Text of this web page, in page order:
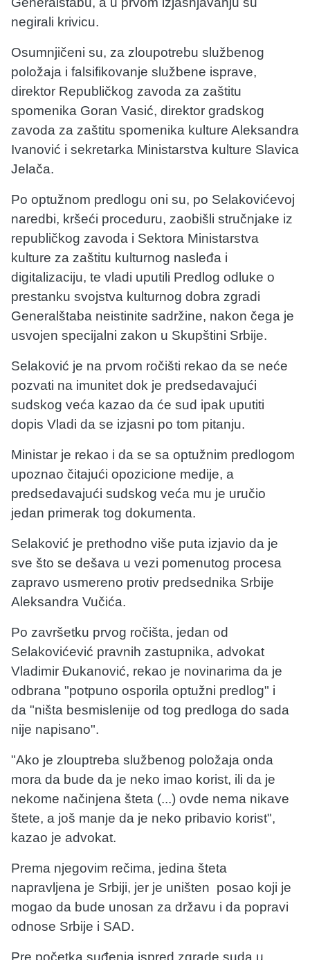
negirali krivicu.
Osumnjičeni su, za zloupotrebu službenog
položaja i falsifikovanje službene isprave,
direktor Republičkog zavoda za zaštitu
spomenika Goran Vasić, direktor gradskog
zavoda za zaštitu spomenika kulture Aleksandra
Ivanović i sekretarka Ministarstva kulture Slavica
Jelača.
Po optužnom predlogu oni su, po Selakovićevoj
naredbi, kršeći proceduru, zaobišli stručnjake iz
republičkog zavoda i Sektora Ministarstva
kulture za zaštitu kulturnog nasleđa i
digitalizaciju, te vladi uputili Predlog odluke o
prestanku svojstva kulturnog dobra zgradi
Generalštaba neistinite sadržine, nakon čega je
usvojen specijalni zakon u Skupštini Srbije.
Selaković je na prvom ročišti rekao da se neće
pozvati na imunitet dok je predsedavajući
sudskog veća kazao da će sud ipak uputiti
dopis Vladi da se izjasni po tom pitanju.
Ministar je rekao i da se sa optužnim predlogom
upoznao čitajući opozicione medije, a
predsedavajući sudskog veća mu je uručio
jedan primerak tog dokumenta.
Selaković je prethodno više puta izjavio da je
sve što se dešava u vezi pomenutog procesa
zapravo usmereno protiv predsednika Srbije
Aleksandra Vučića.
Po završetku prvog ročišta, jedan od
Selakovićević pravnih zastupnika, advokat
Vladimir Đukanović, rekao je novinarima da je
odbrana "potpuno osporila optužni predlog" i
da "ništa besmislenije od tog predloga do sada
nije napisano".
"Ako je zlouptreba službenog položaja onda
mora da bude da je neko imao korist, ili da je
nekome načinjena šteta (...) ovde nema nikave
štete, a još manje da je neko pribavio korist",
kazao je advokat.
Prema njegovim rečima, jedina šteta
napravljena je Srbiji, jer je uništen posao koji je
mogao da bude unosan za državu i da popravi
odnose Srbije i SAD.
Pre početka suđenja ispred zgrade suda u